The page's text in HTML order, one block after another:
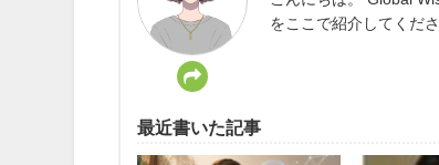
をここで紹介してくだ
最近書いた記事